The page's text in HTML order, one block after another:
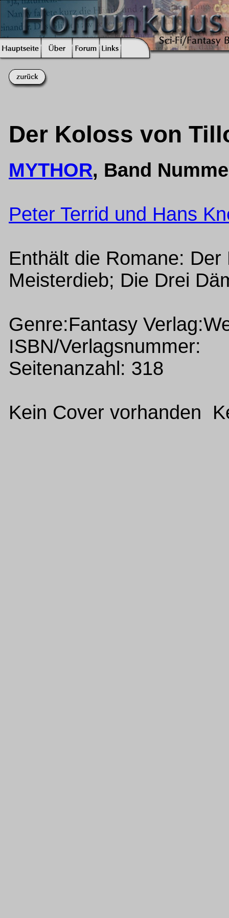
Der Koloss von
MYTHOR, Band
Peter Terrid und Hans
Enthält die Romane:
Meisterdieb; Die Drei
Genre:Fantasy
ISBN/Verlagsnummer:
Seitenanzahl: 318
Kein Cover vorhanden